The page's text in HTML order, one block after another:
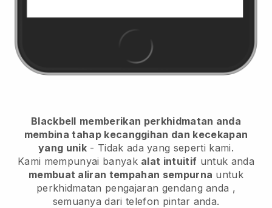
Blackbell memberikan perkhidmatan anda
membina tahap kecanggihan dan kecekapan
yang unik- Tidak ada yang seperti kami.
Kami mempunyai banyak alat intuitif untuk anda
membuat aliran tempahan sempurna untuk
perkhidmatan pengajaran gendang anda ,
semuanya dari telefon pintar anda.